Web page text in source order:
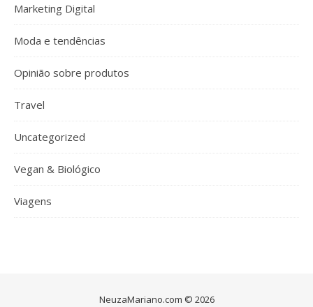
Marketing Digital
Moda e tendências
Opinião sobre produtos
Travel
Uncategorized
Vegan & Biológico
Viagens
NeuzaMariano.com © 2026